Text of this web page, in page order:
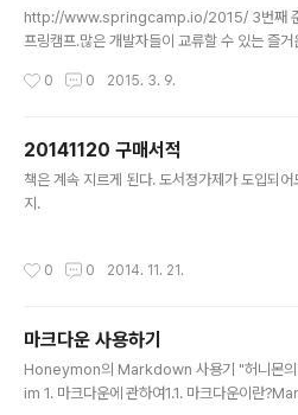
http://www.springcamp.io/2015/ 3번째
프링캠프.많은 개발자들이 교류할 수 있는 즐거
0 0 2015. 3. 9.
20141120 구매서적
책은 계속 지르게 된다. 도서정가제가 도입되어
지.
0 0 2014. 11. 21.
마크다운 사용하기
Honeymon의 Markdown 사용기 "허니몬
im 1. 마크다운에 관하여1.1. 마크다운이란